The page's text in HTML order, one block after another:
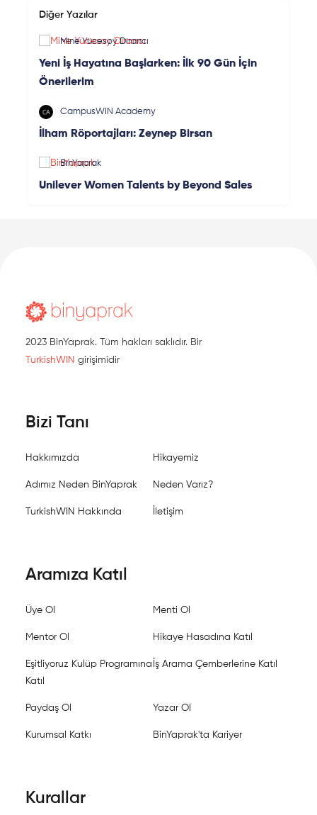
Diğer Yazılar
Mine Yücesoy Dirancı
Yeni İş Hayatına Başlarken: İlk 90 Gün İçin
Önerilerim
CampusWIN Academy
İlham Röportajları: Zeynep Birsan
BinYaprak
Unilever Women Talents by Beyond Sales
2023 BinYaprak. Tüm hakları saklıdır. Bir
TurkishWIN girişimidir
Bizi Tanı
Hakkımızda Hikayemiz
Adımız Neden BinYaprak Neden Varız?
TurkishWIN Hakkında İletişim
Aramıza Katıl
Üye Ol Menti Ol
Mentor Ol Hikaye Hasadına Katıl
Eşitliyoruz Kulüp Programına
Katıl
İş Arama Çemberlerine Katıl
Paydaş Ol Yazar Ol
Kurumsal Katkı BinYaprak'ta Kariyer
Kurallar